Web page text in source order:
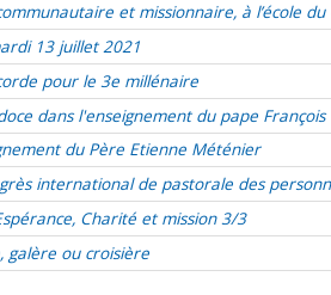
et missionnaire, à l’école du
13 juillet 2021
pour le 3e millénaire
dans l'enseignement du pape François
du Père Etienne Méténier
international de pastorale des
Charité et mission 3/3
galère ou croisière